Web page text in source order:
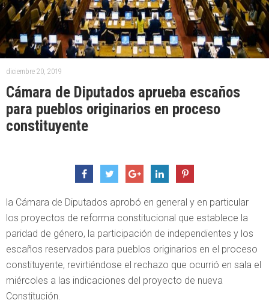
diciembre 20, 2019
Cámara de Diputados aprueba escaños
para pueblos originarios en proceso
constituyente
la Cámara de Diputados aprobó en general y en particular
los proyectos de reforma constitucional que establece la
paridad de género, la participación de independientes y los
escaños reservados para pueblos originarios en el proceso
constituyente, revirtiéndose el rechazo que ocurrió en sala el
miércoles a las indicaciones del proyecto de nueva
Constitución.